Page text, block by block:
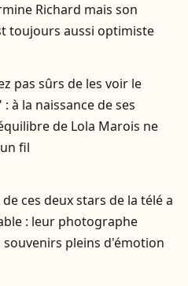
Richard mais son
toujours aussi optimiste
pas sûrs de les voir le
à la naissance de ses
de Lola Marois ne
fil
ces deux stars de la télé a
: leur photographe
souvenirs pleins d'émotion